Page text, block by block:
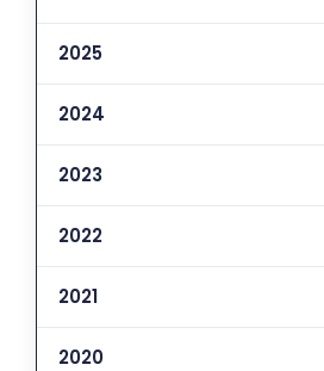
2025
2024
2023
2022
2021
2020